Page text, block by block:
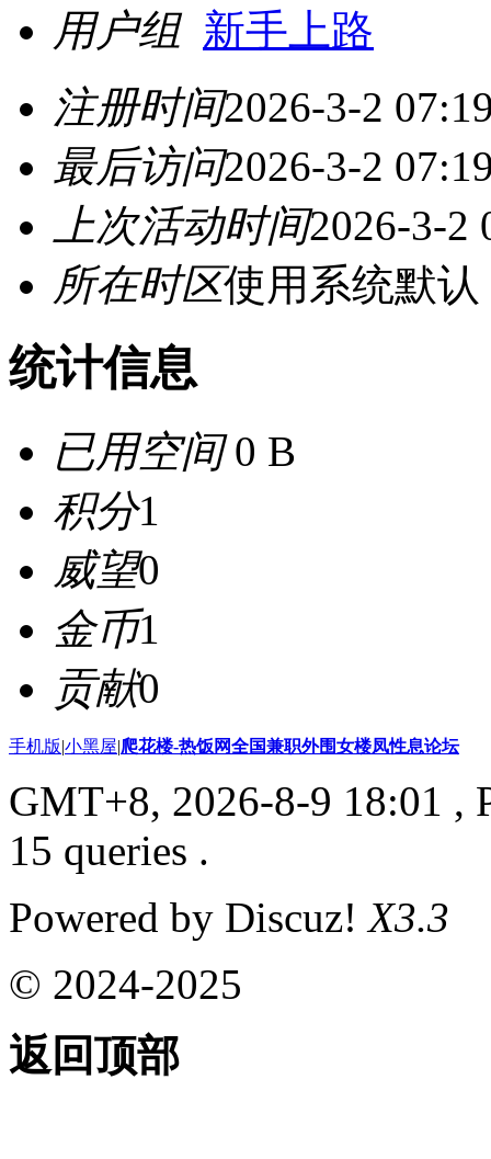
用户组 新手上路
注册时间2026-3-2
最后访问2026-3-2
上次活动时间2026-3-2
所在时区使用系统默认
统计信息
已用空间0 B
积分1
威望0
金币1
贡献0
手机版|小黑屋|爬花楼-热饭网全国兼职外围女楼凤性息论坛
GMT+8, 2026-8-9 18:01 ,
15 queries .
Powered by Discuz!X3.3
© 2024-2025
返回顶部